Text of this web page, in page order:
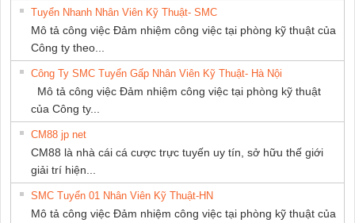
Tuyển Nhanh Nhân Viên Kỹ Thuật- SMC
Mô tả công việc Đảm nhiệm công việc tại phòng kỹ thuật của
Công ty theo...
Công Ty SMC Tuyển Gấp Nhân Viên Kỹ Thuật- Hà Nội
Mô tả công việc Đảm nhiệm công việc tại phòng kỹ thuật
của Công ty...
CM88 jp net
CM88 là nhà cái cá cược trực tuyến uy tín, sở hữu thế giới
giải trí hiện...
SMC Tuyển 01 Nhân Viên Kỹ Thuật-HN
Mô tả công việc Đảm nhiệm công việc tại phòng kỹ thuật của